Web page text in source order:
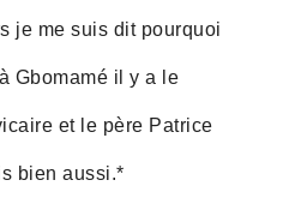
je me suis dit pourquoi
Gbomamé il y a le
et le père Patrice
bien aussi.*